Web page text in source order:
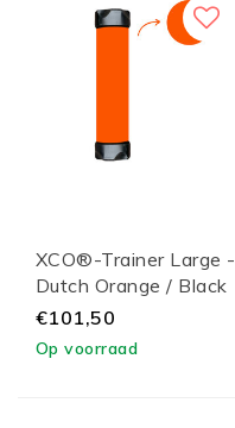
XCO®-Trainer Large -
Dutch Orange / Black
Lid
€101,50
Op voorraad